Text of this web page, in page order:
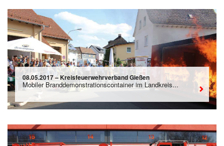
08.05.2017 – Kreisfeuerwehrverband Gießen
Mobiler Branddemonstrationscontainer im Landkreis...